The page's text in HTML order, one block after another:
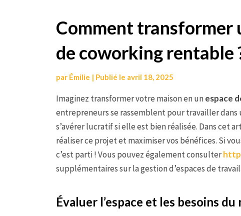
Comment transformer
de coworking rentable
par Émilie | Publié le avril 18, 2025
Imaginez transformer votre maison en unespace
entrepreneurs se rassemblent pour travailler
s’avérer lucratif si elle est bien réalisée. Dans cet
réaliser ce projet et maximiser vos bénéfices. Si
c’est parti ! Vous pouvez également consulter
supplémentaires sur la gestion d’espaces de travail.
Évaluer l’espace et les besoins du